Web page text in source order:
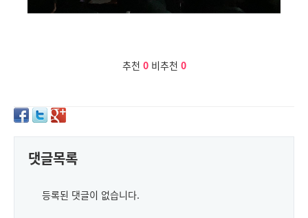
추천 0 비추천 0
댓글목록
등록된 댓글이 없습니다.